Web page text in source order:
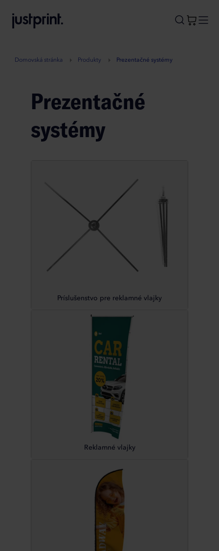
A
Domovská stránka Produkty Prezentačné systémy
Prezentačné
systémy
Príslušenstvo pre reklamné vlajky
Reklamné vlajky